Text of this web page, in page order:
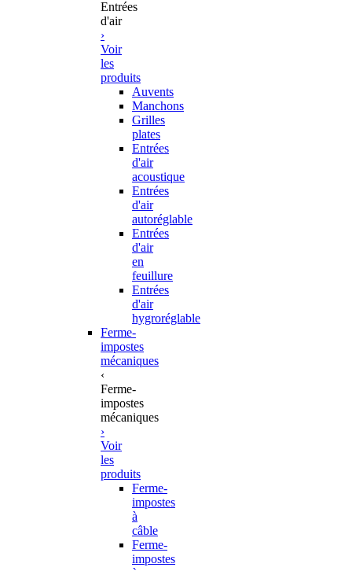
Entrées
d'air
›
Voir
les
produits
Auvents
Manchons
Grilles
plates
Entrées
d'air
acoustique
Entrées
d'air
autoréglable
Entrées
d'air
en
feuillure
Entrées
d'air
hygroréglable
Ferme-
impostes
mécaniques
‹
Ferme-
impostes
mécaniques
›
Voir
les
produits
Ferme-
impostes
à
câble
Ferme-
impostes